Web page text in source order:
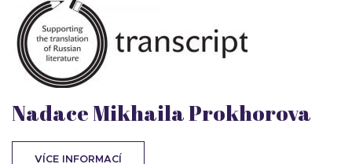
Nadace Mikhaila Prokhorova
VÍCE INFORMACÍ